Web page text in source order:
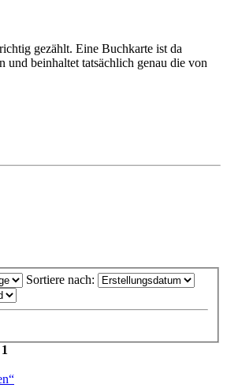
gezählt. Eine Buchkarte ist da
und beinhaltet tatsächlich genau die von
Sortiere nach:
1